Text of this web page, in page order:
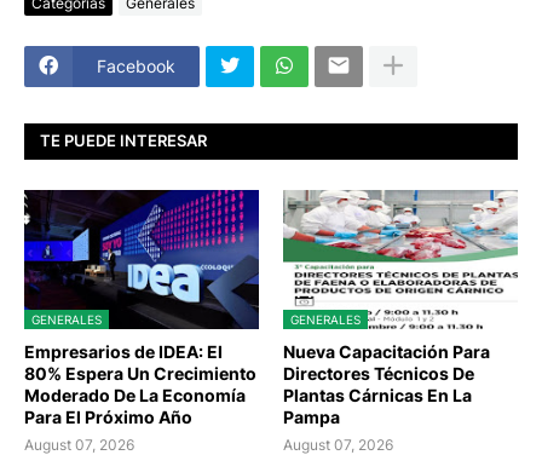
Facebook
TE PUEDE INTERESAR
GENERALES
Empresarios de IDEA: El
80% Espera Un Crecimiento
Moderado De La Economía
Para El Próximo Año
August 07, 2026
GENERALES
Nueva Capacitación Para
Directores Técnicos De
Plantas Cárnicas En La
Pampa
August 07, 2026